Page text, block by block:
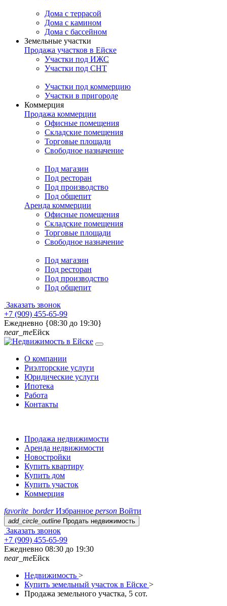
Дома с террасой
Дома с камином
Дома с бассейном
Земельные участки
Продажа участков в Ейске
Участки под ИЖС
Участки под СНТ
Участки под коммерцию
Участки в пригороде
Коммерция
Продажа коммерции
Офисные помещения
Складские помещения
Торговые площади
Свободное назначение
Под магазин
Под ресторан
Под производство
Под общепит
Аренда коммерции
Офисные помещения
Складские помещения
Торговые площади
Свободное назначение
Под магазин
Под ресторан
Под производство
Под общепит
Заказать звонок
+7 (909) 455-65-99
Ежедневно {08:30 до 19:30}
near_meЕйск
О компании
Риэлторские услуги
Юридические услуги
Ипотека
Работа
Контакты
Продажа недвижимости
Аренда недвижимости
Новостройки
Купить квартиру
Купить дом
Купить участок
Коммерция
favorite_border Избранное person Войти
add_circle_outline Продать недвижимость
Заказать звонок
+7 (909) 455-65-99
Ежедневно 08:30 до 19:30
near_meЕйск
Недвижимость >
Купить земельный участок в Ейске >
Продажа земельного участка, 5 сот.